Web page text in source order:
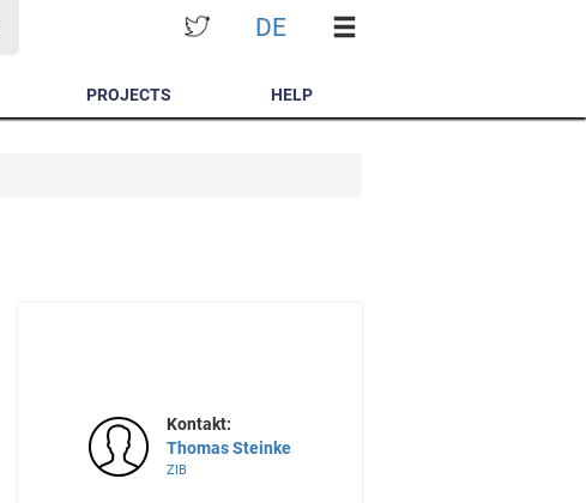
DE
PROJECTS HELP
Kontakt:
Thomas Steinke
ZIB